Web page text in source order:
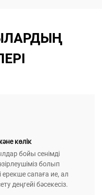
көлік
бойы сенімді
болып
сапаға ие, ал
деңгейі бәсекесіз.